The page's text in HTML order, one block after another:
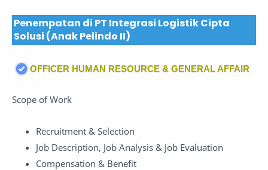
Penempatan di PT Integrasi Logistik Cipta
Solusi (Anak Pelindo II)
OFFICER HUMAN RESOURCE & GENERAL AFFAIR
Scope of Work
Recruitment & Selection
Job Description, Job Analysis & Job Evaluation
Compensation & Benefit